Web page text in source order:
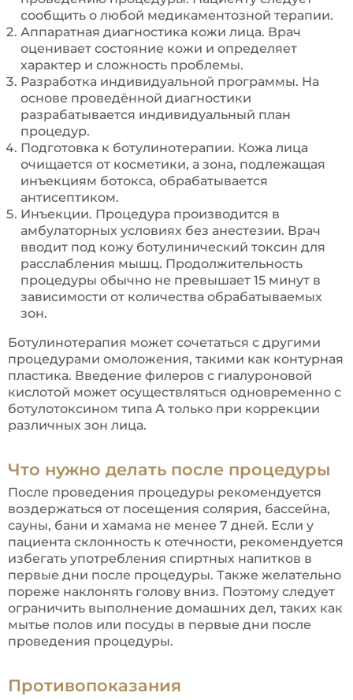
сообщить о любой медикаментозной терапии.
Аппаратная диагностика кожи лица. Врач
оценивает состояние кожи и определяет
характер и сложность проблемы.
Разработка индивидуальной программы. На
основе проведённой диагностики
разрабатывается индивидуальный план
процедур.
Подготовка к ботулинотерапии. Кожа лица
очищается от косметики, а зона, подлежащая
инъекциям ботокса, обрабатывается
антисептиком.
Инъекции. Процедура производится в
амбулаторных условиях без анестезии. Врач
вводит под кожу ботулинический токсин для
расслабления мышц. Продолжительность
процедуры обычно не превышает 15 минут в
зависимости от количества обрабатываемых
зон.
Ботулинотерапия может сочетаться с другими
процедурами омоложения, такими как контурная
пластика. Введение филеров с гиалуроновой
кислотой может осуществляться одновременно с
ботулотоксином типа А только при коррекции
различных зон лица.
Что нужно делать после процедуры
После проведения процедуры рекомендуется
воздержаться от посещения солярия, бассейна,
сауны, бани и хамама не менее 7 дней. Если у
пациента склонность к отечности, рекомендуется
избегать употребления спиртных напитков в
первые дни после процедуры. Также желательно
пореже наклонять голову вниз. Поэтому следует
ограничить выполнение домашних дел, таких как
мытье полов или посуды в первые дни после
проведения процедуры.
Противопоказания